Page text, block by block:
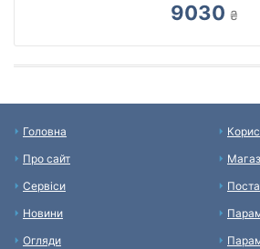
9030 ₴
Головна
Про сайт
Сервіси
Новини
Огляди